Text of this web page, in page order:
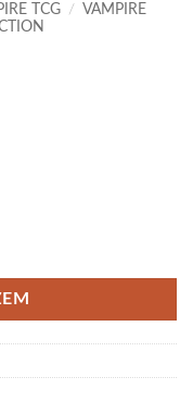
TCG /
VAMPIRE